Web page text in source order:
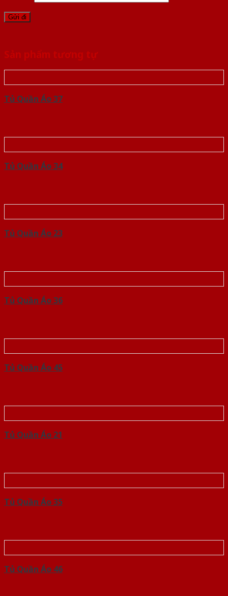
Sản phẩm tương tự
Tủ Quần Áo 37
Tủ Quần Áo 34
Tủ Quần Áo 23
Tủ Quần Áo 36
Tủ Quần Áo 45
Tủ Quần Áo 21
Tủ Quần Áo 35
Tủ Quần Áo 46